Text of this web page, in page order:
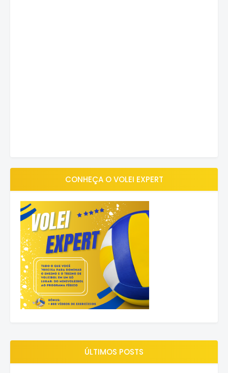
CONHEÇA O VOLEI EXPERT
ÚLTIMOS POSTS